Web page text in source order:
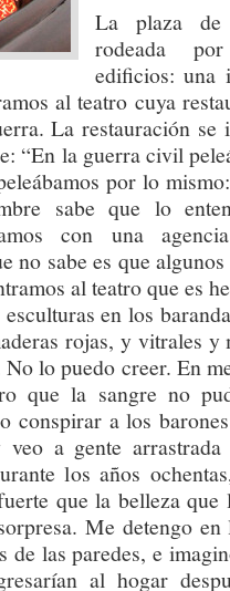
La plaza de
rodeada
edificios: una
al teatro cuya
La restauración se
“En la guerra civil
por lo
sabe que lo
con una
no sabe es que
al teatro que es
en los
rojas, y vitrales y
lo puedo creer. En
que la sangre no
conspirar a los
a gente
los años
que la belleza
Me detengo en
de las paredes, e
al hogar